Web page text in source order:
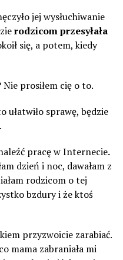
jej wysłuchiwanie
rodzicom przesyłała
się, a potem, kiedy
Nie prosiłem cię o to.
ułatwiło sprawę, będzie
pracę w Internecie.
dzień i noc, dawałam z
rodzicom o tej
bzdury i że ktoś
przyzwoicie zarabiać.
mama zabraniała mi